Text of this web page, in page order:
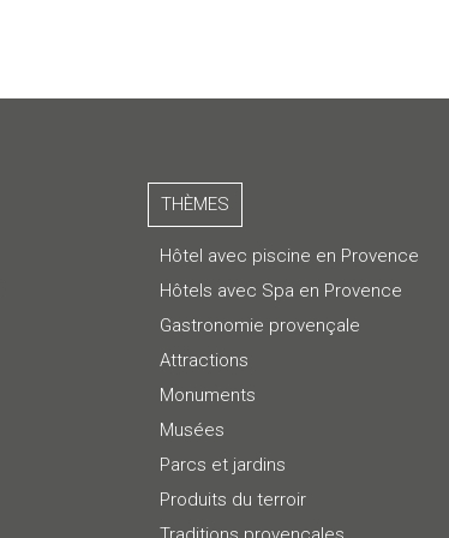
THÈMES
Hôtel avec piscine en Provence
Hôtels avec Spa en Provence
Gastronomie provençale
Attractions
Monuments
Musées
Parcs et jardins
Produits du terroir